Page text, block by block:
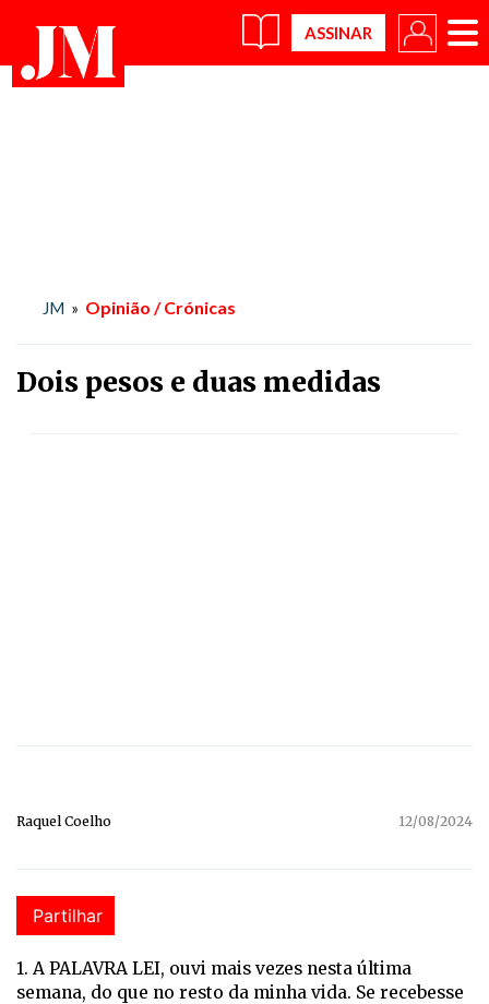
×
JM » Opinião / Crónicas
Dois pesos e duas medidas
Raquel Coelho 12/08/2024
Partilhar
1. A PALAVRA LEI, ouvi mais vezes nesta última
semana, do que no resto da minha vida. Se recebesse